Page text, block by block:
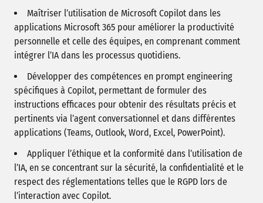
Maîtriser l’utilisation de Microsoft Copilot dans les
applications Microsoft 365 pour améliorer la productivité
personnelle et celle des équipes, en comprenant comment
intégrer l’IA dans les processus quotidiens.
Développer des compétences en prompt engineering
spécifiques à Copilot, permettant de formuler des
instructions efficaces pour obtenir des résultats précis et
pertinents via l’agent conversationnel et dans différentes
applications (Teams, Outlook, Word, Excel, PowerPoint).
Appliquer l’éthique et la conformité dans l’utilisation de
l’IA, en se concentrant sur la sécurité, la confidentialité et le
respect des réglementations telles que le RGPD lors de
l’interaction avec Copilot.